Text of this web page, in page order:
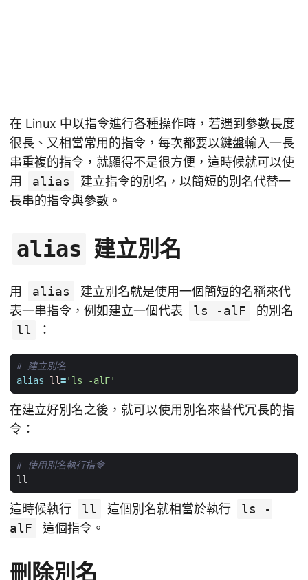
在 Linux 中以指令進行各種操作時，若遇到參數長度
很長、又相當常用的指令，每次都要以鍵盤輸入一長
串重複的指令，就顯得不是很方便，這時候就可以使
用
alias
建立指令的別名，以簡短的別名代替一
長串的指令與參數。
alias 建立別名
用 alias
建立別名就是使用一個簡短的名稱來代
表一串指令，例如建立一個代表
ls -alF
的別名
ll
：
# 建立別名
alias
ll='ls -alF'
在建立好別名之後，就可以使用別名來替代冗長的指
令：
# 使用別名執行指令
這時候執行 ll 這個別名就相當於執行
ls -
alF
這個指令。
刪除別名